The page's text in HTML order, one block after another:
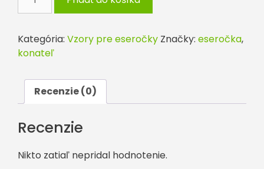
Zmluva
výkone
funkcie
Rozhodnutie
VZ
o
jej
(VZOR
Kategória: Vzory pre eseročky Značky: eseročka,
konateľ
Recenzie (0)
Recenzie
Nikto zatiaľ nepridal hodnotenie.